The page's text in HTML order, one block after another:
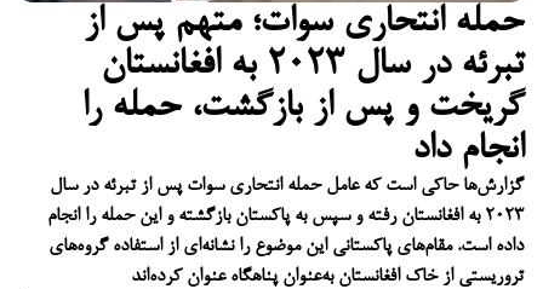
حمله انتحاری سوات؛ متهم پس از
تبرئه در سال ۲۰۲۳ به افغانستان
گریخت و پس از بازگشت، حمله را
انجام داد
گزارش‌ها حاکی است که عامل حمله انتحاری سوات پس از تبرئه در سال
۲۰۲۳ به افغانستان رفته و سپس به پاکستان بازگشته و این حمله را انجام
داده است. مقام‌های پاکستانی این موضوع را نشانه‌ای از استفاده گروه‌های
تروریستی از خاک افغانستان به‌عنوان پناهگاه عنوان کرده‌اند